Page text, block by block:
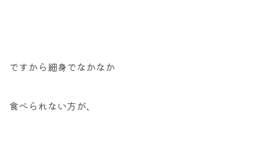
ですから細身でなかなか
食べられない方が、